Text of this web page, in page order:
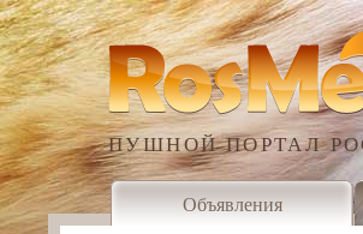
ПУШНОЙ ПОРТАЛ
Объявления